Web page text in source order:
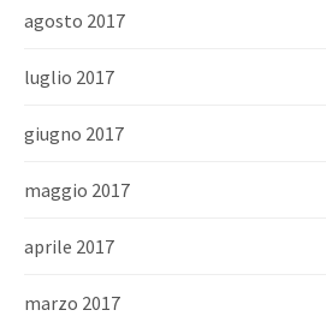
agosto 2017
luglio 2017
giugno 2017
maggio 2017
aprile 2017
marzo 2017